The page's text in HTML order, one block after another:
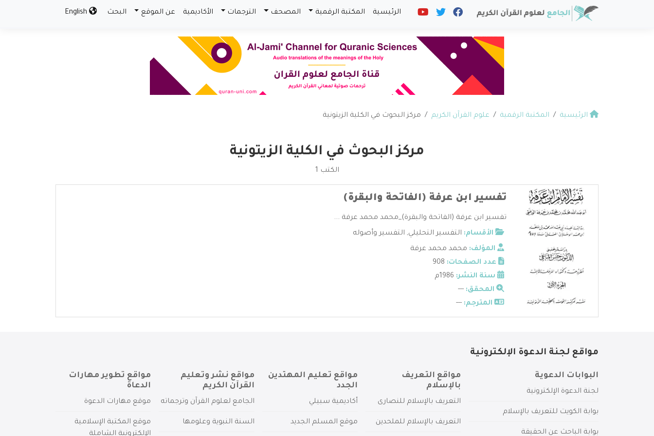
الرئيسية المكتبة الرقمية المصحف الترجمات الأكاديمية عن الموقع البحث
الرئيسية المكتبة الرقمية علوم القرآن الكريم مركز البحوث في الكلية الزيتونية
مركز البحوث في الكلية الزيتونية
الكتب 1
تفسير ابن عرفة (الفاتحة والبقرة)
تفسير ابن عرفة (الفاتحة والبقرة)_محمد محمد عرفة ...
الأقسام: التفسير التحليلي, التفسير وأصوله
المؤلف: محمد محمد عرفة
عدد الصفحات:
سنة النشر:
المحقق: ---
المترجم: ---
مواقع لجنة الدعوة الإلكترونية
البوابات الدعوية
لجنة الدعوة الإلكترونية
بوابة الكويت للتعريف بالإسلام
بوابة الباحث عن الحقيقة
مواقع التعريف
بالإسلام
التعريف بالإسلام للنصارى
التعريف بالإسلام للملحدين
مواقع تعليم المهتدين
الجدد
أكاديمية سبيلي
موقع المسلم الجديد
مواقع نشر وتعليم
القرآن الكريم
الجامع لعلوم القرآن وترجماته
السنة النبوية وعلومها
مواقع تطوير مهارات
الدعاة
موقع مهارات الدعوة
موقع المكتبة الإسلامية
الإلكترونية الشاملة